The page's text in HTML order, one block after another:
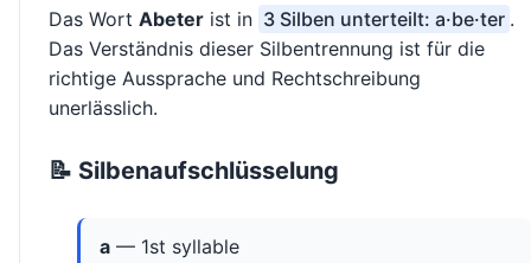
Das Wort Abeter ist in 3 Silben unterteilt: a·be·ter .
Das Verständnis dieser Silbentrennung ist für die
richtige Aussprache und Rechtschreibung
unerlässlich.
📝 Silbenaufschlüsselung
a — 1st syllable